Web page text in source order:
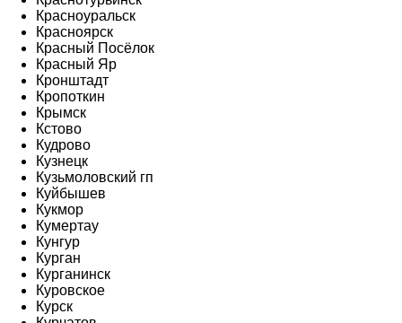
Красноуральск
Красноярск
Красный Посёлок
Красный Яр
Кронштадт
Кропоткин
Крымск
Кстово
Кудрово
Кузнецк
Кузьмоловский гп
Куйбышев
Кукмор
Кумертау
Кунгур
Курган
Курганинск
Куровское
Курск